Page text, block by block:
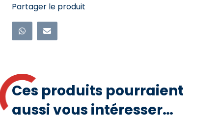
-
1
CANAL
Partager le produit
Ces produits pourraient
aussi vous intéresser…